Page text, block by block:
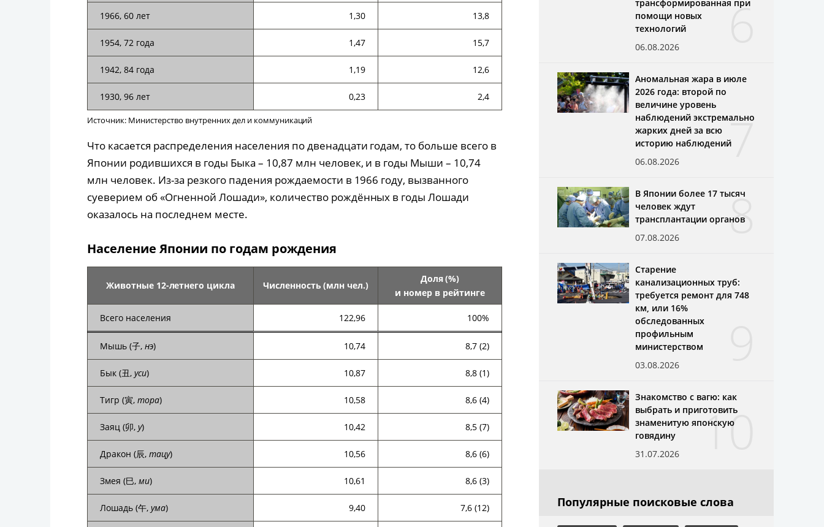
1966, 60 лет 1,30 13,8
1954, 72 года 1,47 15,7
1942, 84 года 1,19 12,6
1930, 96 лет 0,23 2,4
Источник: Министерство внутренних дел и коммуникаций
Что касается распределения населения по двенадцати годам, то больше всего в
Японии родившихся в годы Быка – 10,87 млн человек, и в годы Мыши – 10,74
млн человек. Из-за резкого падения рождаемости в 1966 году, вызванного
суеверием об «Огненной Лошади», количество рождённых в годы Лошади
оказалось на последнем месте.
Население Японии по годам рождения
Животные 12-летнего цикла Численность (млн чел.)
Доля (%)
и номер в рейтинге
Всего населения 122,96 100%
Мышь (子, нэ) 10,74 8,7 (2)
Бык (丑, уси) 10,87 8,8 (1)
Тигр (寅, тора) 10,58 8,6 (4)
Заяц (卯, у) 10,42 8,5 (7)
Дракон (辰, тацу) 10,56 8,6 (6)
Змея (巳, ми) 10,61 8,6 (3)
Лошадь (午, ума) 9,40 7,6 (12)
6
трансформированная при
помощи новых
технологий
06.08.2026
7
Аномальная жара в июле
2026 года: второй по
величине уровень
наблюдений экстремально
жарких дней за всю
историю наблюдений
06.08.2026
8
В Японии более 17 тысяч
человек ждут
трансплантации органов
07.08.2026
Старение
канализационных труб:
требуется ремонт для 748
км, или 16%
обследованных
профильным
министерством
03.08.2026
10
Знакомство с вагю: как
выбрать и приготовить
знаменитую японскую
говядину
31.07.2026
Популярные поисковые слова